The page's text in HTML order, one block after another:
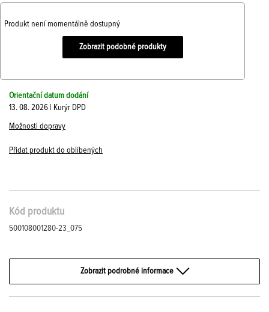
Produkt není momentálně dostupný
Zobrazit podobné produkty
Orientační datum dodání
13. 08. 2026 | Kurýr DPD
Možnosti dopravy
Přidat produkt do oblíbených
Kód produktu
500108001280-23_075
Zobrazit podrobné informace